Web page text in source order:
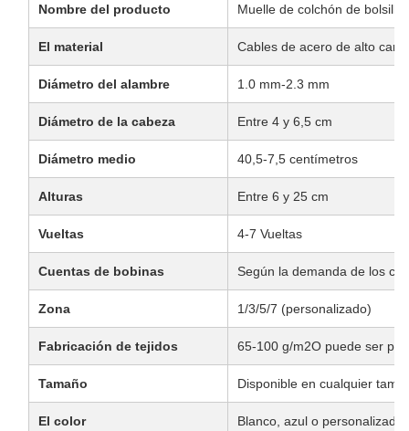
Nombre del producto Muelle de colchón de bolsillo
El material Cables de acero de alto
Diámetro del alambre 1.0 mm-2.3 mm
Diámetro de la cabeza Entre 4 y 6,5 cm
Diámetro medio 40,5-7,5 centímetros
Alturas Entre 6 y 25 cm
Vueltas 4-7 Vueltas
Cuentas de bobinas Según la demanda de los
Zona 1/3/5/7 (personalizado)
Fabricación de tejidos 65-100 g/m2O puede ser
Tamaño Disponible en cualquier
El color Blanco, azul o personalizado